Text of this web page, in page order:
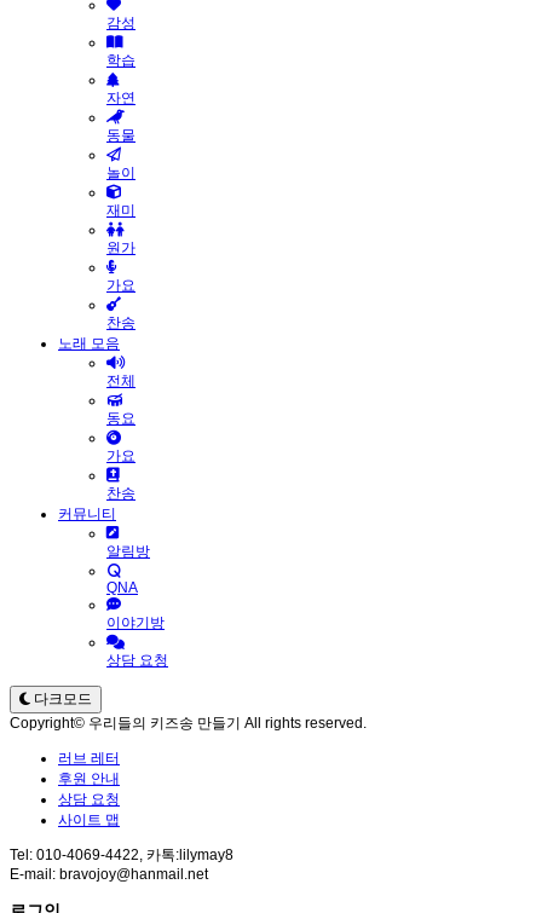
감성
학습
자연
동물
놀이
재미
원가
가요
찬송
노래 모음
전체
동요
가요
찬송
커뮤니티
알림방
QNA
이야기방
상담 요청
다크모드
Copyright© 우리들의 키즈송 만들기 All rights reserved.
러브 레터
후원 안내
상담 요청
사이트 맵
Tel: 010-4069-4422, 카톡:lilymay8
E-mail: bravojoy@hanmail.net